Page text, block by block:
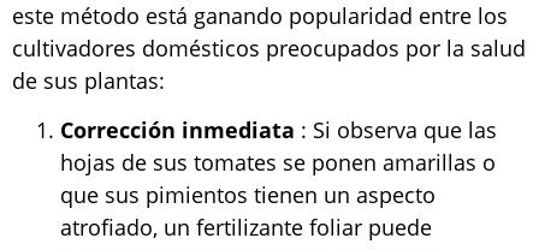
este método está ganando popularidad entre los
cultivadores domésticos preocupados por la salud
de sus plantas:
Corrección inmediata : Si observa que las
hojas de sus tomates se ponen amarillas o
que sus pimientos tienen un aspecto
atrofiado, un fertilizante foliar puede